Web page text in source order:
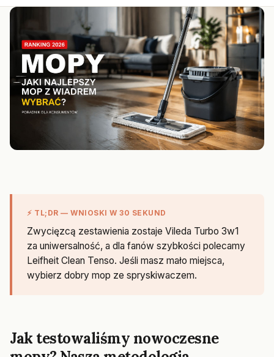
⚡ TL;DR — WNIOSKI W 30 SEKUND
Zwycięzcą zestawienia zostaje Vileda Turbo 3w1
za uniwersalność, a dla fanów szybkości polecamy
Leifheit Clean Tenso. Jeśli masz mało miejsca,
wybierz dobry mop ze spryskiwaczem.
Jak testowaliśmy nowoczesne